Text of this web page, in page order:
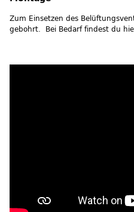
Zum Einsetzen des
gebohrt. Bei Bedarf findest du